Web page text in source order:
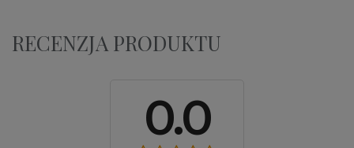
RECENZJA PRODUKTU
0.0